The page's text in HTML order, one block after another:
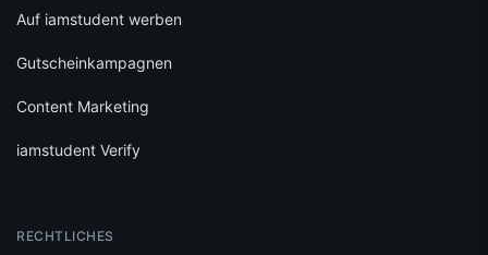
Auf iamstudent werben
Gutscheinkampagnen
Content Marketing
iamstudent Verify
RECHTLICHES